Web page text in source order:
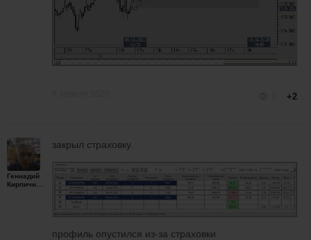
+2
Геннадий
закрыл страховку.
профиль опустился из-за страховки